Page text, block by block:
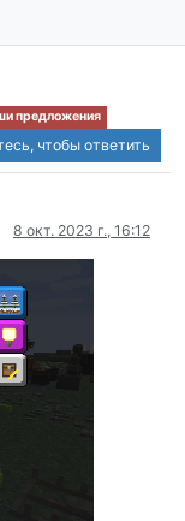
предложения
чтобы ответить
8 окт. 2023 г., 16:12